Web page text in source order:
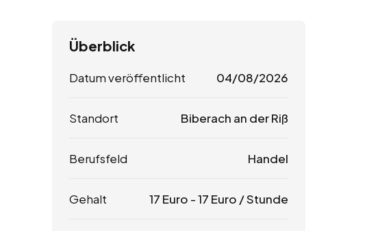
Überblick
Datum veröffentlicht 04/08/2026
Standort Biberach an der Riß
Berufsfeld Handel
Gehalt 17 Euro -17 Euro / Stunde